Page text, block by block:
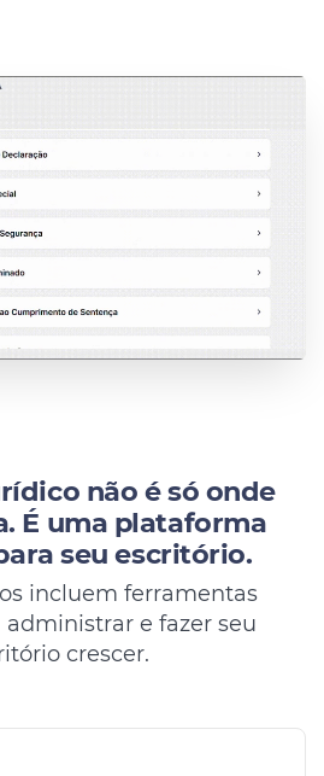
não é só onde
É uma plataforma
seu escritório.
incluem ferramentas
administrar e fazer seu
crescer.